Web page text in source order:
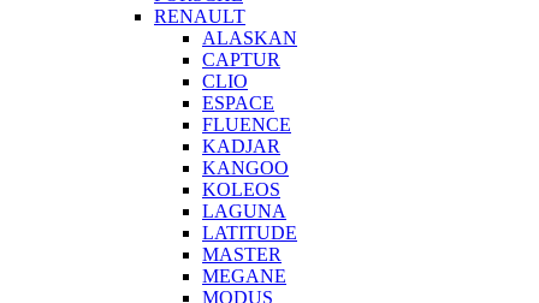
RENAULT
ALASKAN
CAPTUR
CLIO
ESPACE
FLUENCE
KADJAR
KANGOO
KOLEOS
LAGUNA
LATITUDE
MASTER
MEGANE
MODUS